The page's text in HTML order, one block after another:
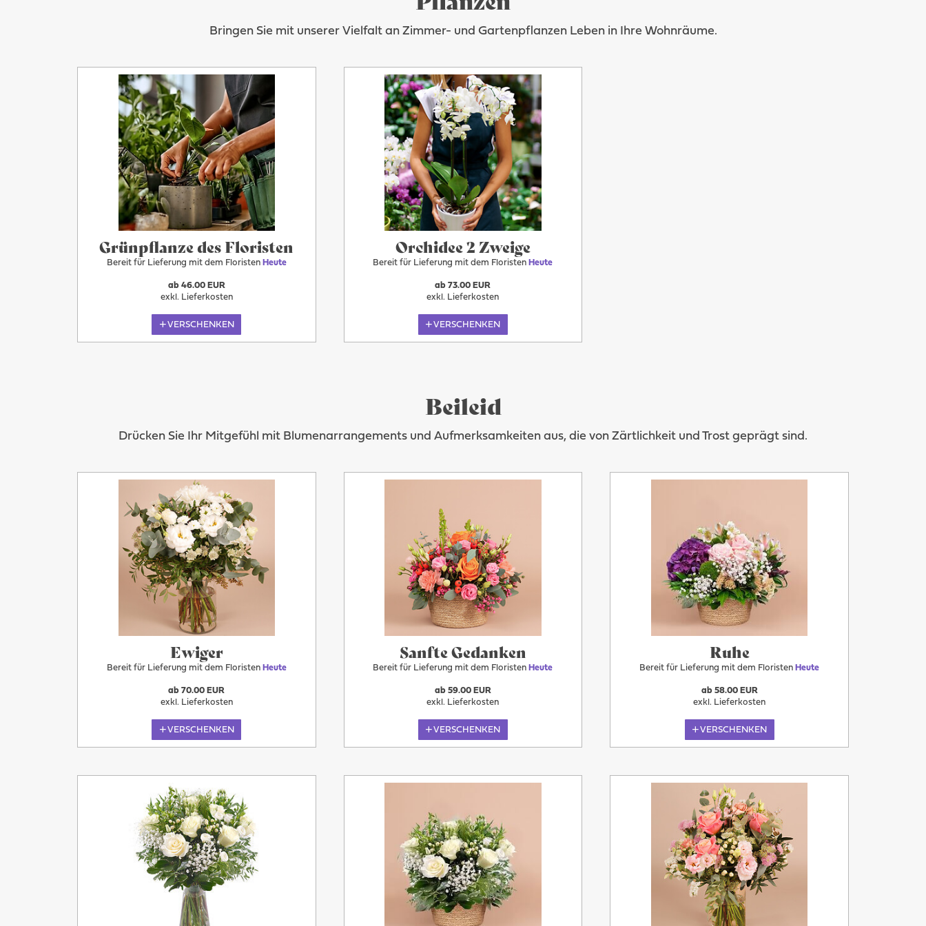
Bringen Sie mit unserer Vielfalt an Zimmer- und Gartenpflanzen Leben in Ihre Wohnräume.
Grünpflanze des Floristen
Bereit für Lieferung mit dem Floristen Heute
Heute
ab 46.00 EUR
exkl. Lieferkosten
VERSCHENKEN
Orchidee 2 Zweige
Bereit für Lieferung mit dem Floristen Heute
ab 73.00 EUR
exkl. Lieferkosten
VERSCHENKEN
Beileid
Drücken Sie Ihr Mitgefühl mit Blumenarrangements und Aufmerksamkeiten aus, die von Zärtlichkeit und Trost geprägt sind.
Ewiger
Bereit für Lieferung mit dem Floristen Heute
Heute
ab 70.00 EUR
exkl. Lieferkosten
VERSCHENKEN
Sanfte Gedanken
Bereit für Lieferung mit dem Floristen Heute
Heute
ab 59.00 EUR
exkl. Lieferkosten
VERSCHENKEN
Ruhe
Bereit für Lieferung mit dem Floristen Heute
Heute
ab 58.00 EUR
exkl. Lieferkosten
VERSCHENKEN